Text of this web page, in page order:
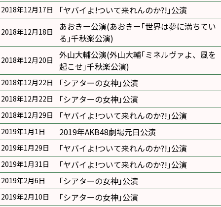
2018年12月17日 ｢ヤバイよ!ついて来れんのか?!｣公演
2018年12月18日
あおきー公演(あおきー｢世界は夢に満ちてい
る｣千秋楽公演)
2018年12月20日
外山大輔公演(外山大輔｢ミネルヴァよ、風を
起こせ｣千秋楽公演)
2018年12月22日 ｢シアターの女神｣公演
2018年12月22日 ｢シアターの女神｣公演
2018年12月29日 ｢ヤバイよ!ついて来れんのか?!｣公演
2019年1月1日 2019年AKB48劇場元日公演
2019年1月29日 ｢ヤバイよ!ついて来れんのか?!｣公演
2019年1月31日 ｢ヤバイよ!ついて来れんのか?!｣公演
2019年2月6日 ｢シアターの女神｣公演
2019年2月10日 ｢シアターの女神｣公演